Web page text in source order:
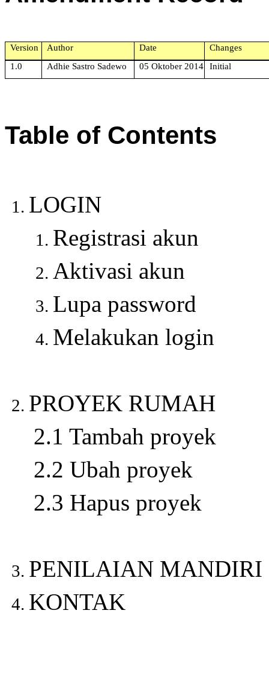
Version Author Date
Changes
1.0
Adhie Sastro Sadewo 05 Oktober 2014 Initial
Table of Contents
LOGIN
Registrasi akun
Aktivasi akun
Lupa password
Melakukan login
PROYEK RUMAH
2.1 Tambah proyek
2.2 Ubah proyek
2.3 Hapus proyek
PENILAIAN MANDIRI
KONTAK